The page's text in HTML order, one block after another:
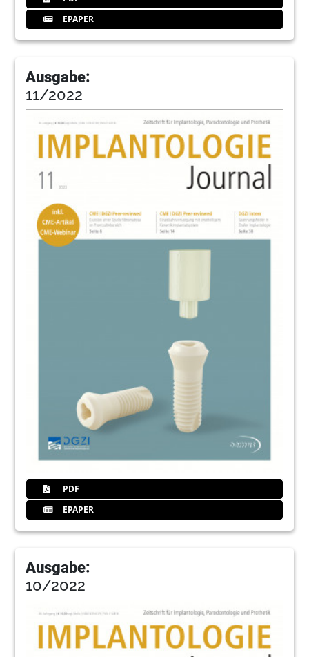
EPAPER
Ausgabe:
11/2022
PDF
EPAPER
Ausgabe:
10/2022